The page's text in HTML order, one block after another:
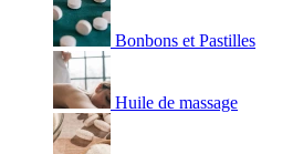
Bonbons et Pastilles
Huile de massage